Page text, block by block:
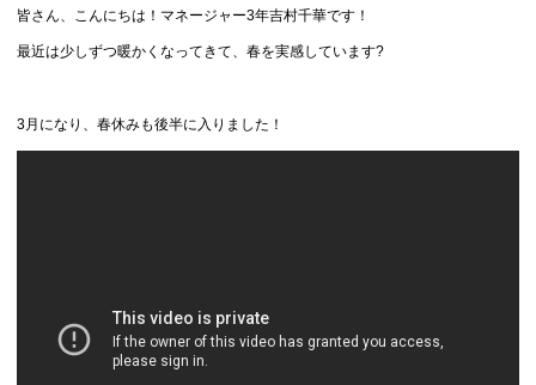
皆さん、こんにちは！マネージャー3年吉村千華です！
最近は少しずつ暖かくなってきて、春を実感しています?
3月になり、春休みも後半に入りました！